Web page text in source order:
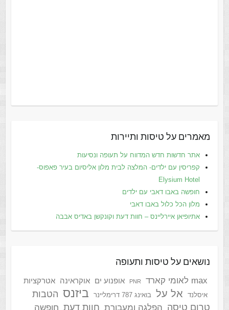
מאמרים על טיסות ותיירות
אתר חדשות חדש המדווח על תעופה ונסיעות
קפריסין עם ילדים- המלצה לבית מלון אליסיום בעיר פאפוס-
Elysium Hotel
חופשה באבו דאבי עם ילדים
מלון הכל כלול באבו דאבי
אתיופיאן איירליינס – חוות דעת וקונקשן באדיס אבבה
נושאים על טיסות ותעופה
max לאומי קארד PNR אופנוע ים אוקראינה אטרקציות
איסלנד אל על בואינג 787 דרימליינר ביזנס הטבות
טרום טיסה
הפלגה ומעבורת חוות דעת חופשה